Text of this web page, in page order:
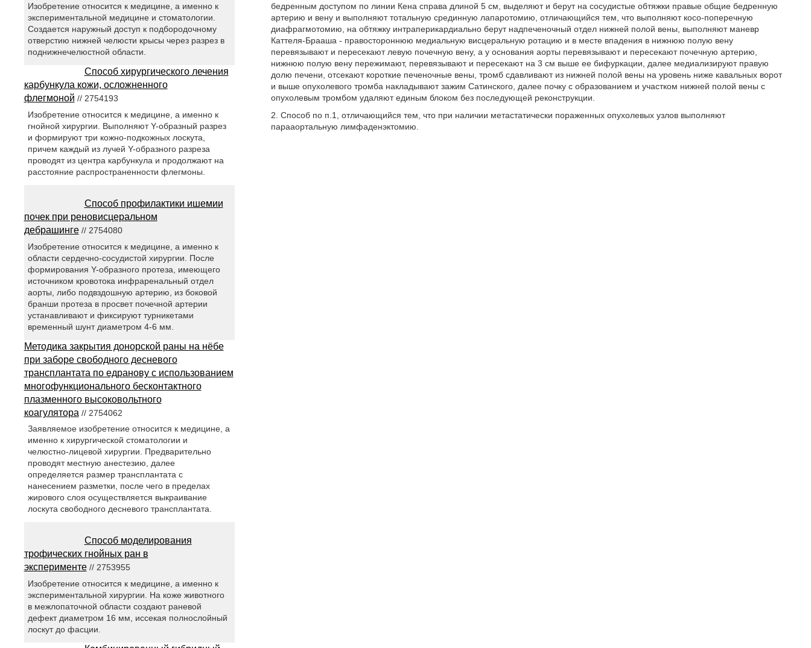
бедренным доступом по линии Кена справа длиной 5 см, выделяют и берут на сосудистые обтяжки правые общие бедренную
артерию и вену и выполняют тотальную срединную лапаротомию, отличающийся тем, что выполняют косо-поперечную
диафрагмотомию, на обтяжку интраперикардиально берут надпеченочный отдел нижней полой вены, выполняют маневр
Каттеля-Брааша - правостороннюю медиальную висцеральную ротацию и в месте впадения в нижнюю полую вену
перевязывают и пересекают левую почечную вену, а у основания аорты перевязывают и пересекают почечную артерию,
нижнюю полую вену пережимают, перевязывают и пересекают на 3 см выше ее бифуркации, далее медиализируют правую
долю печени, отсекают короткие печеночные вены, тромб сдавливают из нижней полой вены на уровень ниже кавальных ворот
и выше опухолевого тромба накладывают зажим Сатинского, далее почку с образованием и участком нижней полой вены с
опухолевым тромбом удаляют единым блоком без последующей реконструкции.
2. Способ по п.1, отличающийся тем, что при наличии метастатически пораженных опухолевых узлов выполняют
парааортальную лимфаденэктомию.
Изобретение относится к медицине, а именно к
экспериментальной медицине и стоматологии.
Создается наружный доступ к подбородочному
отверстию нижней челюсти крысы через разрез в
поднижнечелюстной области.
Способ хирургического лечения
карбункула кожи, осложненного
флегмоной // 2754193
Изобретение относится к медицине, а именно к
гнойной хирургии. Выполняют Y-образный разрез
и формируют три кожно-подкожных лоскута,
причем каждый из лучей Y-образного разреза
проводят из центра карбункула и продолжают на
расстояние распространенности флегмоны.
Способ профилактики ишемии
почек при реновисцеральном
дебрашинге// 2754080
Изобретение относится к медицине, а именно к
области сердечно-сосудистой хирургии. После
формирования Y-образного протеза, имеющего
источником кровотока инфраренальный отдел
аорты, либо подвздошную артерию, из боковой
бранши протеза в просвет почечной артерии
устанавливают и фиксируют турникетами
временный шунт диаметром 4-6 мм.
Методика закрытия донорской раны на нёбе
при заборе свободного десневого
трансплантата по едранову с использованием
многофункционального бесконтактного
плазменного высоковольтного
коагулятора // 2754062
Заявляемое изобретение относится к медицине, а
именно к хирургической стоматологии и
челюстно-лицевой хирургии. Предварительно
проводят местную анестезию, далее
определяется размер трансплантата с
нанесением разметки, после чего в пределах
жирового слоя осуществляется выкраивание
лоскута свободного десневого трансплантата.
Способ моделирования
трофических гнойных ран в
эксперименте// 2753955
Изобретение относится к медицине, а именно к
экспериментальной хирургии. На коже животного
в межлопаточной области создают раневой
дефект диаметром 16 мм, иссекая полнослойный
лоскут до фасции.